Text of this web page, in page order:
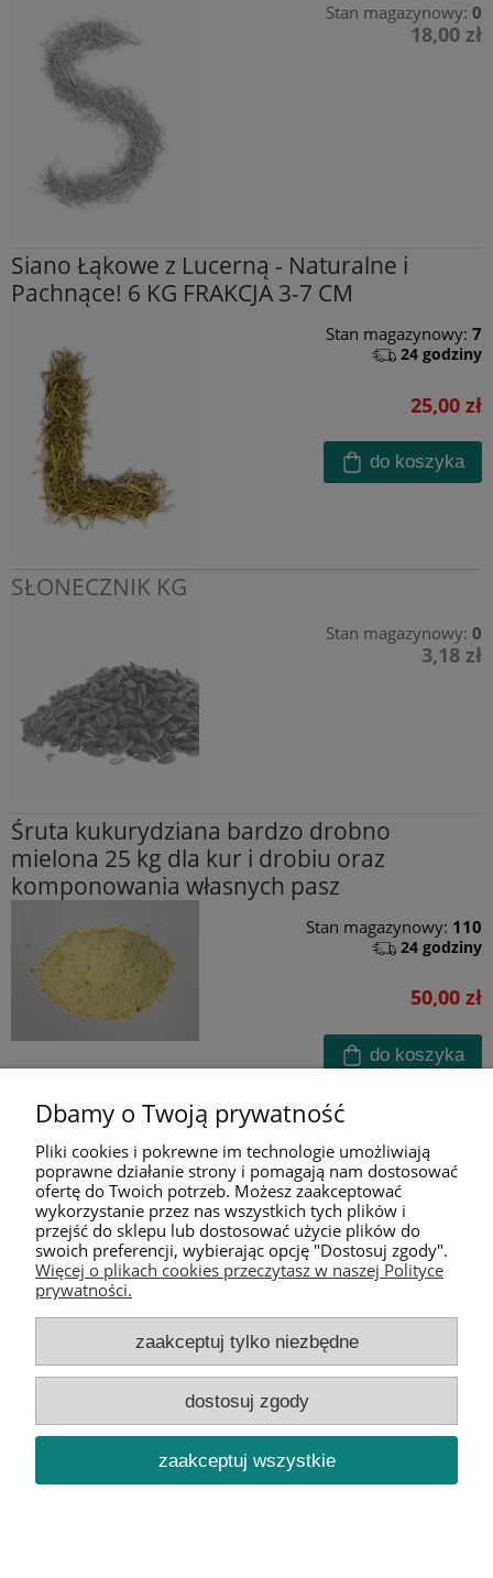
Stan magazynowy: 0
18,00 zł
Siano Łąkowe z Lucerną - Naturalne i
Pachnące! 6 KG FRAKCJA 3-7 CM
Stan magazynowy: 7
24 godziny
25,00 zł
do koszyka
SŁONECZNIK KG
Stan magazynowy: 0
3,18 zł
Śruta kukurydziana bardzo drobno
mielona 25 kg dla kur i drobiu oraz
komponowania własnych pasz
Stan magazynowy: 110
24 godziny
50,00 zł
do koszyka
« 1 2 »
Pomoc
Moje konto
Informacje
O nas
Dbamy o Twoją prywatność
Pliki cookies i pokrewne im technologie umożliwiają
poprawne działanie strony i pomagają nam dostosować
ofertę do Twoich potrzeb. Możesz zaakceptować
wykorzystanie przez nas wszystkich tych plików i
przejść do sklepu lub dostosować użycie plików do
swoich preferencji, wybierając opcję "Dostosuj zgody".
Więcej o plikach cookies przeczytasz w naszej Polityce
prywatności.
zaakceptuj tylko niezbędne
dostosuj zgody
zaakceptuj wszystkie